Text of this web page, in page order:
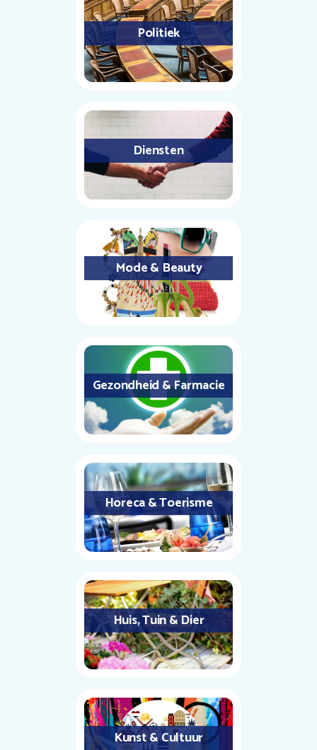
Politiek
Diensten
Mode & Beauty
Gezondheid & Farmacie
Horeca & Toerisme
Huis, Tuin & Dier
Kunst & Cultuur